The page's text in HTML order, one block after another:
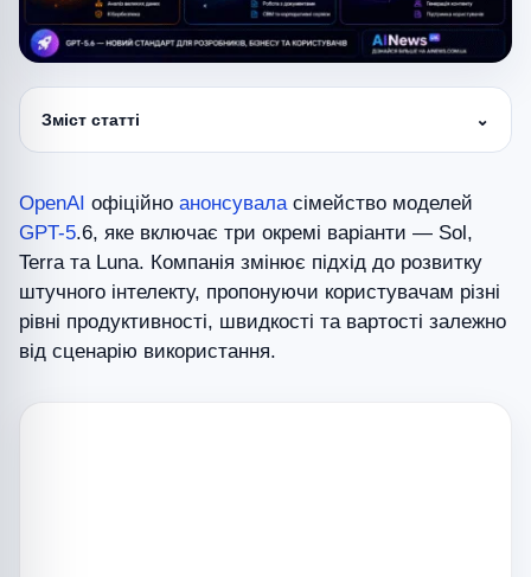
Зміст статті ⌄
OpenAI офіційно анонсуваласімейство моделей
GPT-5.6, яке включає три окремі варіанти — Sol,
Terra та Luna. Компанія змінює підхід до розвитку
штучного інтелекту, пропонуючи користувачам різні
рівні продуктивності, швидкості та вартості залежно
від сценарію використання.